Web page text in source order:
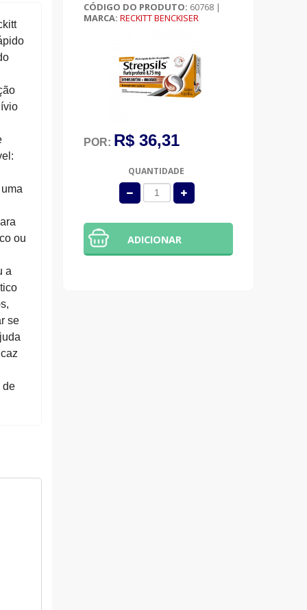
ou
a
se
de
CÓDIGO DO PRODUTO: 60768 |
MARCA: RECKITT BENCKISER
POR: R$ 36,31
QUANTIDADE
ADICIONAR